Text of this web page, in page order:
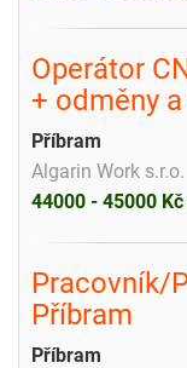
Operátor
+ odměny
Příbram
Algarin Work s.r.o.
44000 - 45000
Pracovník/
Příbram
Příbram